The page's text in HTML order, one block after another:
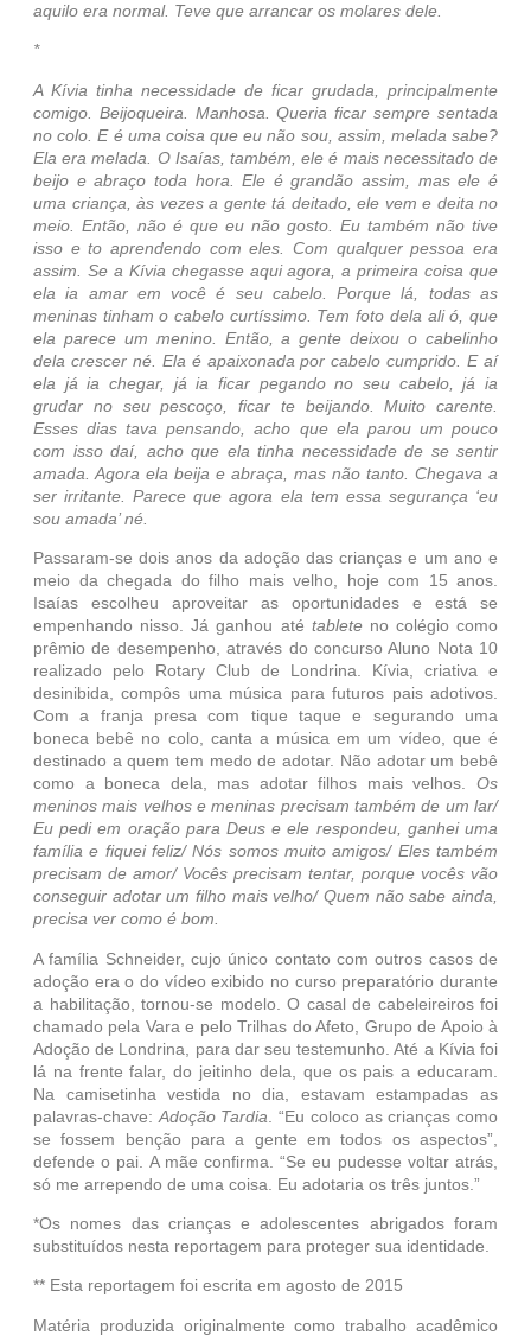
aquilo era normal. Teve que arrancar os molares dele.
*
A Kívia tinha necessidade de ficar grudada, principalmente
comigo. Beijoqueira. Manhosa. Queria ficar sempre sentada
no colo. E é uma coisa que eu não sou, assim, melada sabe?
Ela era melada. O Isaías, também, ele é mais necessitado de
beijo e abraço toda hora. Ele é grandão assim, mas ele é
uma criança, às vezes a gente tá deitado, ele vem e deita no
meio. Então, não é que eu não gosto. Eu também não tive
isso e to aprendendo com eles. Com qualquer pessoa era
assim. Se a Kívia chegasse aqui agora, a primeira coisa que
ela ia amar em você é seu cabelo. Porque lá, todas as
meninas tinham o cabelo curtíssimo. Tem foto dela ali ó, que
ela parece um menino. Então, a gente deixou o cabelinho
dela crescer né. Ela é apaixonada por cabelo cumprido. E aí
ela já ia chegar, já ia ficar pegando no seu cabelo, já ia
grudar no seu pescoço, ficar te beijando. Muito carente.
Esses dias tava pensando, acho que ela parou um pouco
com isso daí, acho que ela tinha necessidade de se sentir
amada. Agora ela beija e abraça, mas não tanto. Chegava a
ser irritante. Parece que agora ela tem essa segurança ‘eu
sou amada’ né.
Passaram-se dois anos da adoção das crianças e um ano e
meio da chegada do filho mais velho, hoje com 15 anos.
Isaías escolheu aproveitar as oportunidades e está se
empenhando nisso. Já ganhou até tableteno colégio como
prêmio de desempenho, através do concurso Aluno Nota 10
realizado pelo Rotary Club de Londrina. Kívia, criativa e
desinibida, compôs uma música para futuros pais adotivos.
Com a franja presa com tique taque e segurando uma
boneca bebê no colo, canta a música em um vídeo, que é
destinado a quem tem medo de adotar. Não adotar um bebê
como a boneca dela, mas adotar filhos mais velhos. Os
meninos mais velhos e meninas precisam também de um lar/
Eu pedi em oração para Deus e ele respondeu, ganhei uma
família e fiquei feliz/ Nós somos muito amigos/ Eles também
precisam de amor/ Vocês precisam tentar, porque vocês vão
conseguir adotar um filho mais velho/ Quem não sabe ainda,
precisa ver como é bom.
A família Schneider, cujo único contato com outros casos de
adoção era o do vídeo exibido no curso preparatório durante
a habilitação, tornou-se modelo. O casal de cabeleireiros foi
chamado pela Vara e pelo Trilhas do Afeto, Grupo de Apoio à
Adoção de Londrina, para dar seu testemunho. Até a Kívia foi
lá na frente falar, do jeitinho dela, que os pais a educaram.
Na camisetinha vestida no dia, estavam estampadas as
palavras-chave: Adoção Tardia . “Eu coloco as crianças como
se fossem benção para a gente em todos os aspectos”,
defende o pai. A mãe confirma. “Se eu pudesse voltar atrás,
só me arrependo de uma coisa. Eu adotaria os três juntos.”
*Os nomes das crianças e adolescentes abrigados foram
substituídos nesta reportagem para proteger sua identidade.
** Esta reportagem foi escrita em agosto de 2015
Matéria produzida originalmente como trabalho acadêmico